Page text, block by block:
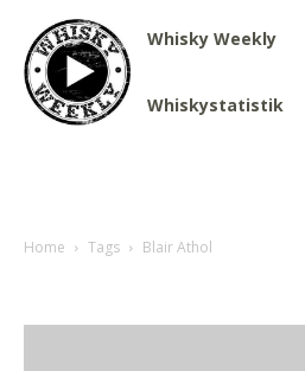
Whisky Weekly
Whiskystatistik
Home Tags Blair Athol